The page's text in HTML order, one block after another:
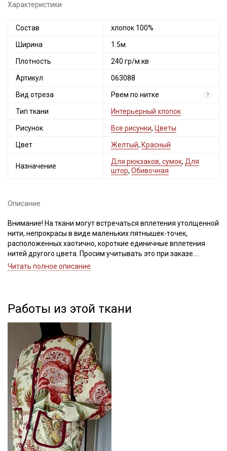
Характеристики
Состав хлопок 100%
Ширина 1.5м
Плотность 240 гр/м.кв
Артикул 063088
Вид отреза Рвем по нитке ?
Тип ткани Интерьерный хлопок
Рисунок Все рисунки, Цветы
Цвет Желтый, Красный
Назначение
Для рюкзаков, сумок, Для
штор, Обивочная
Описание
Внимание! На ткани могут встречаться вплетения утолщенной
нити, непрокрасы в виде маленьких пятнышек-точек,
расположенных хаотично, короткие единичные вплетения
нитей другого цвета. Просим учитывать это при заказе.
истиранию, не просвечивает, сминаемость низкая.
Применяется в основном для пошива предметов интерьера:
штор, скатертей, декоративных подушек, для реставрации
(обивки) мебели, отлично подходит для пошива эко-сумок.
Дает усадку до 5% перед пошивом постирайте отрез при
температуре дальнейших стирок, не выше 40C
Уход:
- стирка до 40С;
- запрещены отбеливатели для цветных расцветок;
- сушить в подвешенном и расправленном состоянии, в
затемненном месте, не пересушивать;
- гладить с изнаночной стороны.
Цветопередача (тон) может отличаться от оригинального
цвета ткани в зависимости от настроек вашего монитора и в
зависимости от партии.
Читать полное описание
Работы из этой ткани